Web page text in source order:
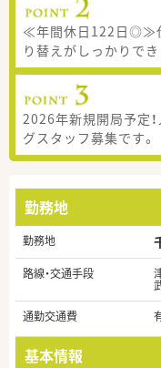
≪年間休日122日◎≫
り替えがしっかりで
2026年新規開局予定
グスタッフ募集です。
勤務地
勤務地
路線・交通手段
通勤交通費
基本情報